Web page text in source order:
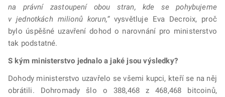
na právní zastoupení obou stran, kde se pohybujeme
v jednotkách milionů korun,“vysvětluje Eva Decroix, proč
bylo úspěšné uzavření dohod o narovnání pro ministerstvo
tak podstatné.
S kým ministerstvo jednalo a jaké jsou výsledky?
Dohody ministerstvo uzavřelo se všemi kupci, kteří se na něj
obrátili. Dohromady šlo o 388,468 z 468,468 bitcoinů,